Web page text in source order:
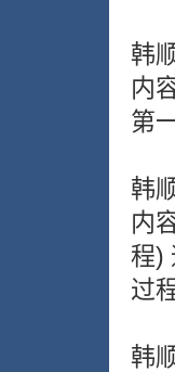
韩
内
第
韩
内
程)
过
韩